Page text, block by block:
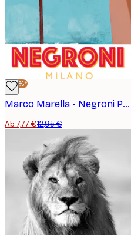
-40%*
Marco Marella - Negroni Poster
Ab 7,77 €12,95 €